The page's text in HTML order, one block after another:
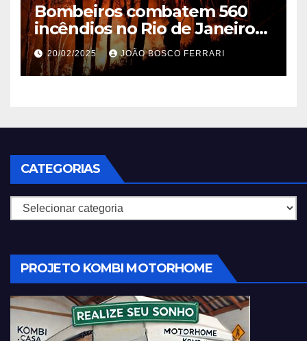
Bombeiros combatem 560
incêndios no Rio de Janeiro
em 2025
20/02/2025 JOÃO BOSCO FERRARI
CATEGORIAS
Categorias
PROJETO KOMBI MOTORHOME